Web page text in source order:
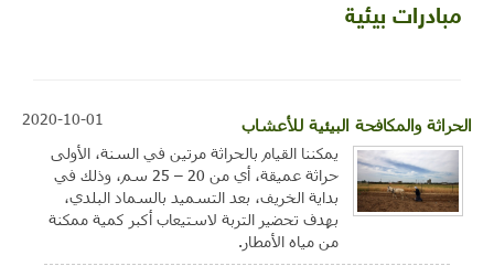
مبادرات بيئية
الحراثة والمكافحة البيئية للأعشاب
2020-10-01
يمكننا القيام بالحراثة مرتين في السنة، الأولى
حراثة عميقة، أي من 20 – 25 سم، وذلك في
بداية الخريف، بعد التسميد بالسماد البلدي،
بهدف تحضير التربة لاستيعاب أكبر كمية ممكنة
من مياه الأمطار.